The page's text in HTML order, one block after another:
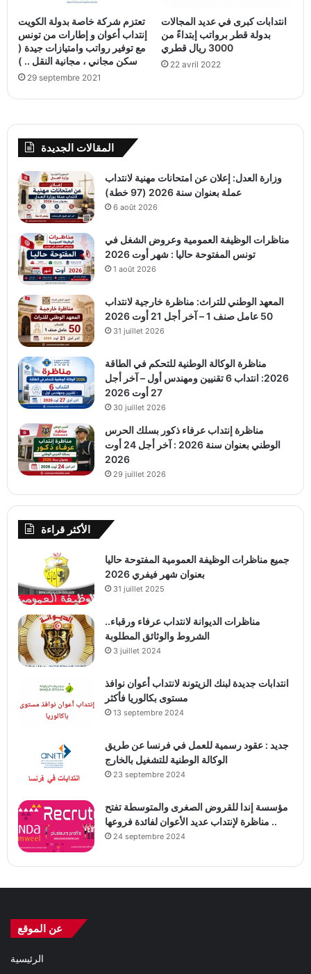
تعتزم شركة خاصة بدولة الكويت
إنتداب أعوان و إطارات من تونس
مع توفير رواتب وامتيازات جيدة (
سكن مجاني ، مجانية النقل .. )
29 septembre 2021
انتدابات كبرى في عديد المجالات
بدولة قطر برواتب إبتداءً من
3000 ريال قطري
22 avril 2022
المقالات الجديدة
وزارة العدل: إعلان عن امتحانات مهنية لانتداب
عملة بعنوان سنة 2026 (97 خطة)
6 août 2026
مناظرات الوظيفة العمومية وعروض الشغل في
تونس المفتوحة حاليا : شهر أوت 2026
1 août 2026
المعهد الوطني للتراث: مناظرة خارجية لانتداب
50 عامل صنف 1 – آخر أجل 21 أوت 2026
31 juillet 2026
مناظرة الوكالة الوطنية للتحكم في الطاقة
2026: انتداب 6 تقنيين ومهندس أول – آخر أجل
27 أوت 2026
30 juillet 2026
مناظرة إنتداب عرفاء ذكور بسلك الحرس
الوطني بعنوان سنة 2026 : آخر أجل 24 أوت
2026
29 juillet 2026
الأكثر قراءة
جميع مناظرات الوظيفة العمومية المفتوحة حاليا
بعنوان شهر فيفري 2026
31 juillet 2025
مناظرات الديوانة لانتداب عرفاء ورقباء..
الشروط والوثائق المطلوبة
3 juillet 2024
انتدابات جديدة لبنك الزيتونة لانتداب أعوان نوافذ
مستوى بكالوريا فأكثر
13 septembre 2024
جديد : عقود رسمية للعمل في فرنسا عن طريق
الوكالة الوطنية للتشغيل بالخارج
23 septembre 2024
مؤسسة إندا للقروض الصغرى والمتوسطة تفتح
مناظرة لإنتداب عديد الأعوان لفائدة فروعها ..
24 septembre 2024
عن الموقع
الرئيسية